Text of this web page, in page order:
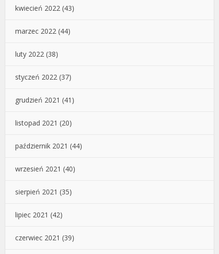
kwiecień 2022 (43)
marzec 2022 (44)
luty 2022 (38)
styczeń 2022 (37)
grudzień 2021 (41)
listopad 2021 (20)
październik 2021 (44)
wrzesień 2021 (40)
sierpień 2021 (35)
lipiec 2021 (42)
czerwiec 2021 (39)